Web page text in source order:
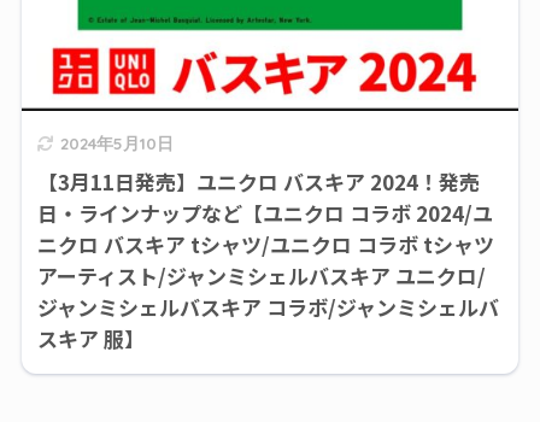
2024年5月10日
【3月11日発売】ユニクロ バスキア 2024！発売
日・ラインナップなど【ユニクロ コラボ 2024/ユ
ニクロ バスキア tシャツ/ユニクロ コラボ tシャツ
アーティスト/ジャンミシェルバスキア ユニクロ/
ジャンミシェルバスキア コラボ/ジャンミシェルバ
スキア 服】